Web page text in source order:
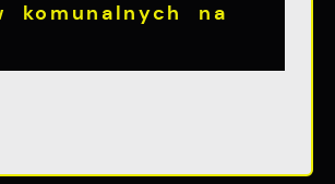
komunalnych na